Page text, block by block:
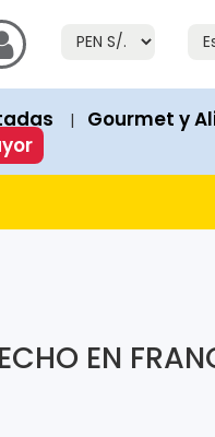
or "Fuera de Stock".
in both currencies.
or discount.
| Gourmet y
EN